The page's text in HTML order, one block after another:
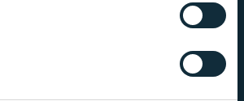
% à 100 %